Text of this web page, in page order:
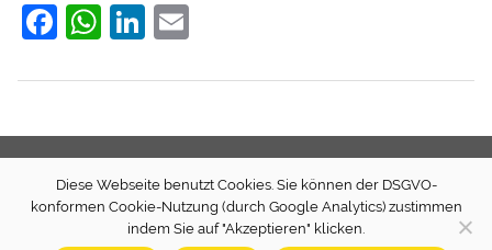
F
c
e
b
o
W
at
s
A
p
Li
k
e
dI
n
ai
l
Newsletter Presse Transparenz (extern)
Spenden
Quellcode
Impressum Datenschutz
Diese Webseite benutzt Cookies. Sie können der DSGVO-
konformen Cookie-Nutzung (durch Google Analytics) zustimmen
indem Sie auf "Akzeptieren" klicken.